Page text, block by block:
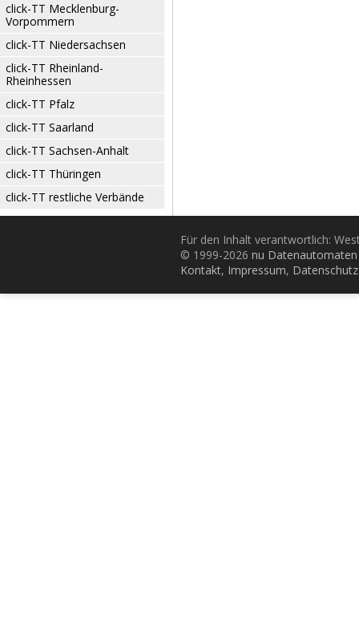
click-TT Mecklenburg-
Vorpommern
click-TT Niedersachsen
click-TT Rheinland-
Rheinhessen
click-TT Pfalz
click-TT Saarland
click-TT Sachsen-Anhalt
click-TT Thüringen
click-TT restliche Verbände
Für den Inhalt verantwortlich:
© 1999-2026 nu
Kontakt, Impressum, Datenschutz